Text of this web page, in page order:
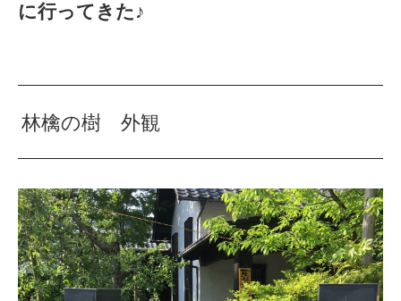
に行ってきた♪
林檎の樹 外観